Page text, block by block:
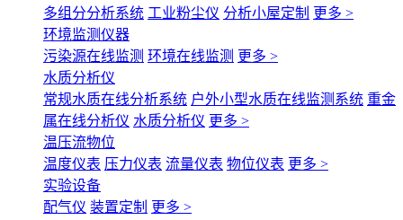
多组分分析系统 工业粉尘仪 分析小屋定制 更多 >
环境监测仪器
污染源在线监测 环境在线监测 更多 >
水质分析仪
常规水质在线分析系统 户外小型水质在线监测系统 重金
属在线分析仪 水质分析仪 更多 >
温压流物位
温度仪表 压力仪表 流量仪表 物位仪表 更多 >
实验设备
配气仪 装置定制 更多 >